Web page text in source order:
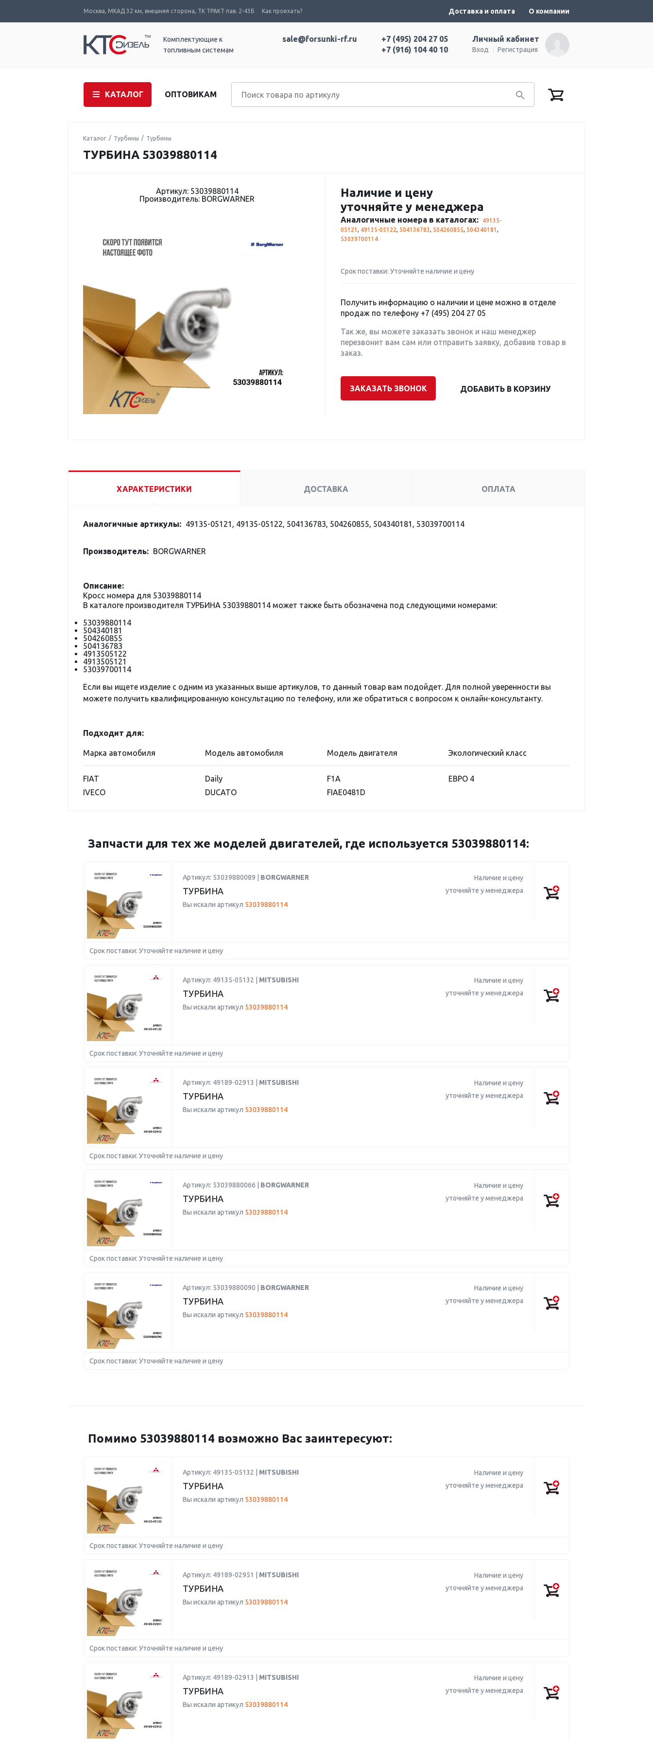
Москва, МКАД 32 км, внешняя сторона, ТК ТРАКТ пав. 2-43Б Как проехать? Доставка и оплата О компании
Комплектующие к
топливным системам
Личный кабинет
Вход Регистрация
+7 (495) 204 27 05
+7 (916) 104 40 10
sale@forsunki-rf.ru
КАТАЛОГ ОПТОВИКАМ
Каталог Турбины Турбины
ТУРБИНА 53039880114
Артикул: 53039880114
Производитель: BORGWARNER
Наличие и цену
уточняйте у менеджера
Аналогичные номера в каталогах:
49135-
05121 , 49135-05122, 504136783, 504260855, 504340181 ,
53039700114
Срок поставки: Уточняйте наличие и цену
Получить информацию о наличии и цене можно в отделе
продаж по телефону +7 (495) 204 27 05
Так же, вы можете заказать звонок и наш менеджер
перезвонит вам сам или отправить заявку, добавив товар в
заказ.
ЗАКАЗАТЬ ЗВОНОК ДОБАВИТЬ В КОРЗИНУ
ХАРАКТЕРИСТИКИ ДОСТАВКА ОПЛАТА
Аналогичные артикулы: 49135-05121, 49135-05122, 504136783, 504260855, 504340181, 53039700114
Производитель: BORGWARNER
Описание:
Кросс номера для 53039880114
В каталоге производителя ТУРБИНА 53039880114 может также быть обозначена под следующими номерами:
53039880114
504340181
504260855
504136783
4913505122
4913505121
53039700114
Если вы ищете изделие с одним из указанных выше артикулов, то данный товар вам подойдет. Для полной уверенности вы
можете получить квалифицированную консультацию по телефону, или же обратиться с вопросом к онлайн-консультанту.
Подходит для:
Марка автомобиля Модель автомобиля Модель двигателя Экологический класс
FIAT
IVECO
Daily
DUCATO
F1A
FIAE0481D
ЕВРО 4
Запчасти для тех же моделей двигателей, где используется 53039880114:
Артикул: 53039880089 | BORGWARNER
ТУРБИНА
Вы искали артикул 53039880114
Наличие и цену
уточняйте у менеджера
Срок поставки: Уточняйте наличие и цену
Артикул: 49135-05132 | MITSUBISHI
ТУРБИНА
Вы искали артикул 53039880114
Наличие и цену
уточняйте у менеджера
Срок поставки: Уточняйте наличие и цену
Артикул: 49189-02913 | MITSUBISHI
ТУРБИНА
Вы искали артикул 53039880114
Наличие и цену
уточняйте у менеджера
Срок поставки: Уточняйте наличие и цену
Артикул: 53039880066 | BORGWARNER
ТУРБИНА
Вы искали артикул 53039880114
Наличие и цену
уточняйте у менеджера
Срок поставки: Уточняйте наличие и цену
Артикул: 53039880090 | BORGWARNER
ТУРБИНА
Вы искали артикул 53039880114
Наличие и цену
уточняйте у менеджера
Срок поставки: Уточняйте наличие и цену
Помимо 53039880114 возможно Вас заинтересуют:
Артикул: 49135-05132 | MITSUBISHI
ТУРБИНА
Вы искали артикул 53039880114
Наличие и цену
уточняйте у менеджера
Срок поставки: Уточняйте наличие и цену
Артикул: 49189-02951 | MITSUBISHI
ТУРБИНА
Вы искали артикул 53039880114
Наличие и цену
уточняйте у менеджера
Срок поставки: Уточняйте наличие и цену
Артикул: 49189-02913 | MITSUBISHI
ТУРБИНА
Вы искали артикул 53039880114
Наличие и цену
уточняйте у менеджера